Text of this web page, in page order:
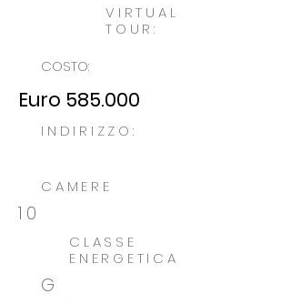
VIRTUAL
TOUR:
COSTO:
Euro 585.000
INDIRIZZO:
CAMERE
10
CLASSE
ENERGETICA
G